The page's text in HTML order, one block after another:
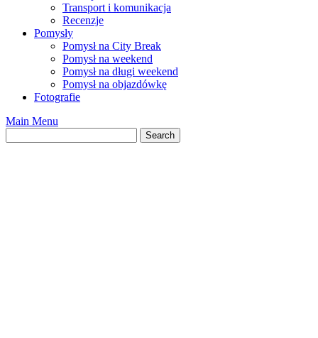
Transport i komunikacja
Recenzje
Pomysły
Pomysł na City Break
Pomysł na weekend
Pomysł na długi weekend
Pomysł na objazdówkę
Fotografie
Main Menu